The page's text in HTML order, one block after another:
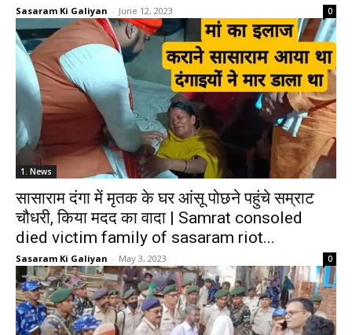
Sasaram Ki Galiyan - June 12, 2023 0
1. News
सासाराम दंगा में मृतक के घर आंसू पोछने पहुंचे सम्राट
चौधरी, किया मदद का वादा | Samrat consoled
died victim family of sasaram riot...
Sasaram Ki Galiyan - May 3, 2023 0